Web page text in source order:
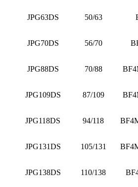
JPG63DS 50/63
JPG70DS 56/70
JPG88DS 70/88
JPG109DS 87/109
JPG118DS 94/118
JPG131DS 105/131
JPG138DS 110/138